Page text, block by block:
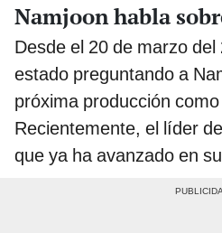
Namjoon habla
Desde el 20 de marzo
estado preguntando a
próxima producción
Recientemente, el líder
que ya ha avanzado en